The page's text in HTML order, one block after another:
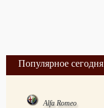
Популярное сегодня
Alfa Romeo